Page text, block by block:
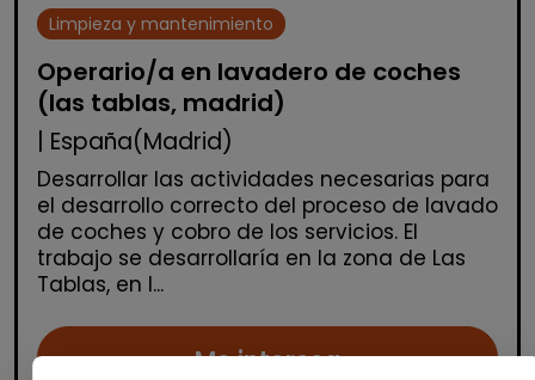
Limpieza y mantenimiento
Operario/a en lavadero de coches
(las tablas, madrid)
| España(Madrid)
Desarrollar las actividades necesarias para
el desarrollo correcto del proceso de lavado
de coches y cobro de los servicios. El
trabajo se desarrollaría en la zona de Las
Tablas, en l...
Me interesa